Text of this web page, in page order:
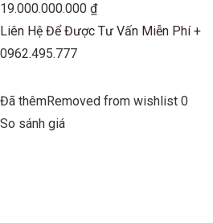
19.000.000.000 ₫
Liên Hệ Để Được Tư Vấn Miễn Phí +
0962.495.777
Đã thêmRemoved from wishlist 0
So sánh giá